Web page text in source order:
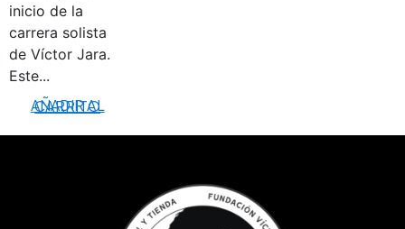
inicio de la
carrera solista
de Víctor Jara.
Este...
AÑADIR AL CARRITO